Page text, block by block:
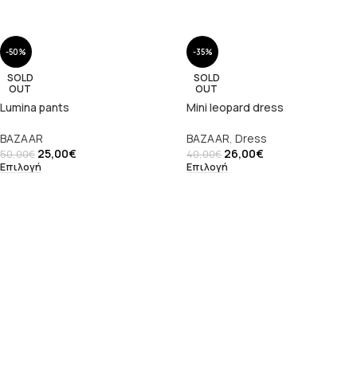
-50%
SOLD
OUT
Lumina pants
BAZAAR
50,00€ 25,00€
Επιλογή
-35%
SOLD
OUT
Mini leopard dress
BAZAAR, Dress
40,00€ 26,00€
Επιλογή